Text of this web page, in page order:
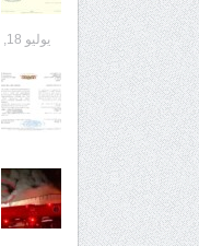
يوليو 18, 2026